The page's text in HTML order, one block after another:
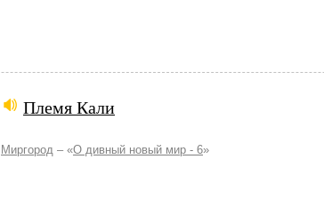
Племя Кали
Миргород – «О дивный новый мир - 6»